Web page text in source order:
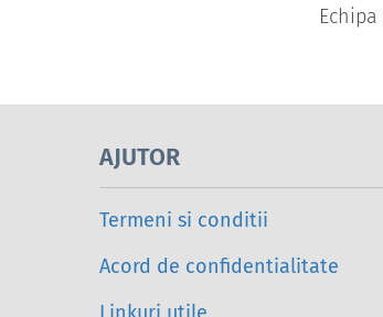
Echipa
AJUTOR
Termeni si conditii
Acord de confidentialitate